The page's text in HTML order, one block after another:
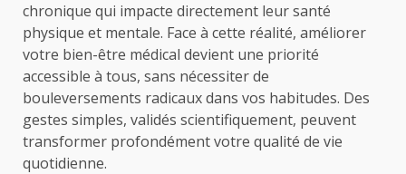
chronique qui impacte directement leur santé
physique et mentale. Face à cette réalité, améliorer
votre bien-être médical devient une priorité
accessible à tous, sans nécessiter de
bouleversements radicaux dans vos habitudes. Des
gestes simples, validés scientifiquement, peuvent
transformer profondément votre qualité de vie
quotidienne.